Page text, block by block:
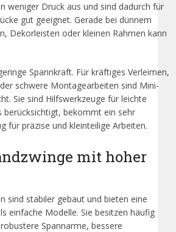
weniger Druck aus und sind dadurch für
gut geeignet. Gerade bei dünnem
Dekorleisten oder kleinen Rahmen kann
Spannkraft. Für kräftiges Verleimen,
schwere Montagearbeiten sind Mini-
Sie sind Hilfswerkzeuge für leichte
berücksichtigt, bekommt ein sehr
für präzise und kleinteilige Arbeiten.
mit hoher
sind stabiler gebaut und bieten eine
einfache Modelle. Sie besitzen häufig
Spannarme, bessere